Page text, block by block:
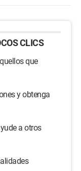
CLICS
que
y obtenga
a otros